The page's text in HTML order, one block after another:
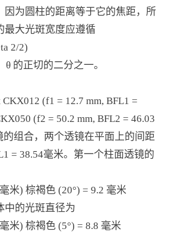
因为圆柱的距离等于它的焦距，所
最大光斑宽度应遵循
2/2)
θ 的正切的二分之一。
(f1 = 12.7 mm, BFL1 =
(f2 = 50.2 mm, BFL2 = 46.03
的组合，两个透镜在平面上的间距
= 38.54毫米。第一个柱面透镜的
米) 棕褐色 (20°) = 9.2 毫米
中的光斑直径为
米) 棕褐色 (5°) = 8.8 毫米